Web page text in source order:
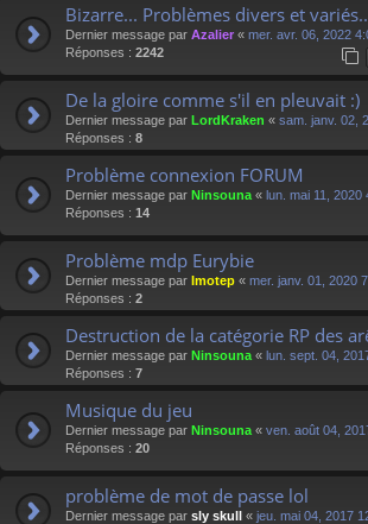
Bizarre... Problèmes divers et
Dernier message par Azalier « mer. avr. 06, 2022
Réponses : 2242
De la gloire comme s'il en pleuvait :)
Dernier message par LordKraken « sam. janv. 02,
Réponses : 8
Problème connexion FORUM
Dernier message par Ninsouna « lun. mai 11, 2020
Réponses : 14
Problème mdp Eurybie
Dernier message par Imotep « mer. janv. 01, 2020
Réponses : 2
Destruction de la catégorie RP des
Dernier message par Ninsouna « lun. sept. 04,
Réponses : 7
Musique du jeu
Dernier message par Ninsouna « ven. août 04,
Réponses : 20
problème de mot de passe lol
Dernier message par sly skull « jeu. mai 04, 2017